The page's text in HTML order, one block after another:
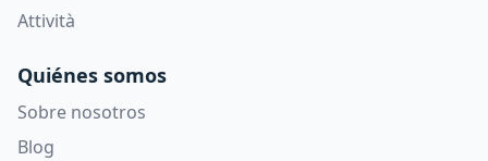
Attività
Quiénes somos
Sobre nosotros
Blog